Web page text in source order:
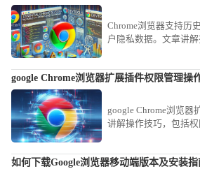
Chrome浏览器支持历
户隐私数据。文章讲
google Chrome浏览器扩展插件权限管理操
google Chrome浏览器
讲解操作技巧，包括
如何下载Google浏览器移动端版本及安装指